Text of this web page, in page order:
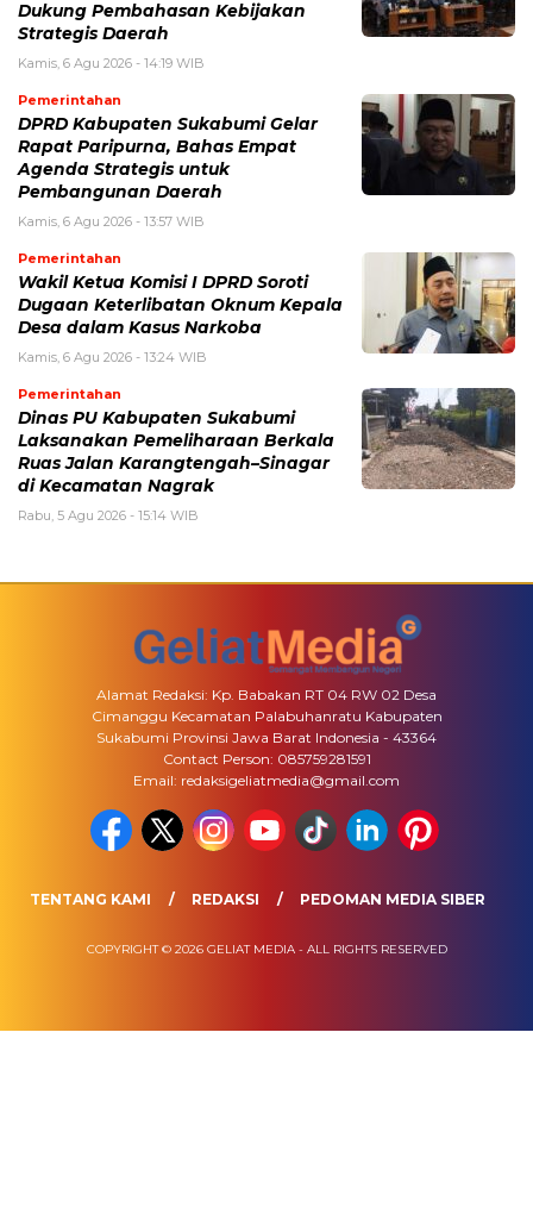
Dukung Pembahasan Kebijakan
Strategis Daerah
Kamis, 6 Agu 2026 - 14:19 WIB
Pemerintahan
DPRD Kabupaten Sukabumi Gelar
Rapat Paripurna, Bahas Empat
Agenda Strategis untuk
Pembangunan Daerah
Kamis, 6 Agu 2026 - 13:57 WIB
Pemerintahan
Wakil Ketua Komisi I DPRD Soroti
Dugaan Keterlibatan Oknum Kepala
Desa dalam Kasus Narkoba
Kamis, 6 Agu 2026 - 13:24 WIB
Pemerintahan
Dinas PU Kabupaten Sukabumi
Laksanakan Pemeliharaan Berkala
Ruas Jalan Karangtengah–Sinagar
di Kecamatan Nagrak
Rabu, 5 Agu 2026 - 15:14 WIB
Alamat Redaksi: Kp. Babakan RT 04 RW 02 Desa
Cimanggu Kecamatan Palabuhanratu Kabupaten
Sukabumi Provinsi Jawa Barat Indonesia - 43364
Contact Person: 085759281591
Email: redaksigeliatmedia@gmail.com
TENTANG KAMI REDAKSI PEDOMAN MEDIA SIBER
COPYRIGHT © 2026 GELIAT MEDIA - ALL RIGHTS RESERVED